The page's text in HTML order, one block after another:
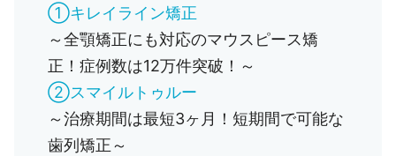
①キレイライン矯正
～全顎矯正にも対応のマウスピース矯
正！症例数は12万件突破！～
②スマイルトゥルー
～治療期間は最短3ヶ月！短期間で可能な
歯列矯正～